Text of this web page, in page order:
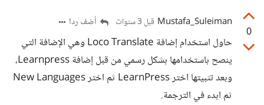
0
Mustafa_Suleiman قبل 3 سنوات أضف ردا
حاول استخدام إضافة Loco Translate وهي الإضافة التي
ينصح باستخدامها بشكل رسمي من قبل إضافة Learnpress،
وبعد تثبيتها اختر LearnPress ثم اختر New Languages
ثم ابدء في الترجمة.